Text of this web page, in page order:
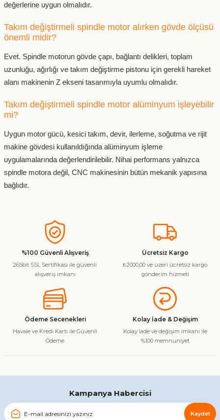
değerlerine uygun olmalıdır.
Takım değiştirmeli spindle motor alırken gövde ölçüsü
önemli midir?
Evet. Spindle motorun gövde çapı, bağlantı delikleri, toplam
uzunluğu, ağırlığı ve takım değiştirme pistonu için gerekli hareket
alanı makinenin Z ekseni tasarımıyla uyumlu olmalıdır.
Takım değiştirmeli spindle motor alüminyum işleyebilir
mi?
Uygun motor gücü, kesici takım, devir, ilerleme, soğutma ve rijit
makine gövdesi kullanıldığında alüminyum işleme
uygulamalarında değerlendirilebilir. Nihai performans yalnızca
spindle motora değil, CNC makinesinin bütün mekanik yapısına
bağlıdır.
%100 Güvenli Alışveriş
265bit SSL Sertifikası ile güvenli
alışveriş imkanı
Ücretsiz Kargo
₺2000,00 ve üzeri ücretsiz kargo
gönderim hizmeti
Ödeme Secenekleri
Havale ve Kredi Kartı ile Güvenli
Ödeme
Kolay İade & Değişim
Kolay iade ve değişim imkanı ile
%100 memnuniyet
Kampanya Habercisi
Kaydet